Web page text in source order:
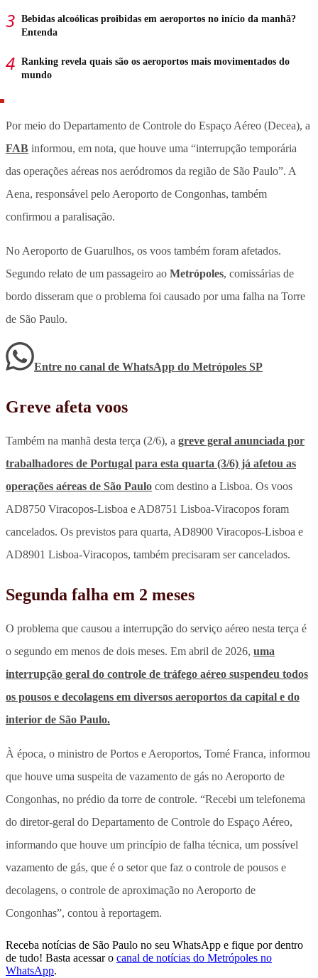
Bebidas alcoólicas proibidas em aeroportos no início da manhã?
Entenda
Ranking revela quais são os aeroportos mais movimentados do
mundo
Por meio do Departamento de Controle do Espaço Aéreo (Decea), a
FAB informou, em nota, que houve uma “interrupção temporária
das operações aéreas nos aeródromos da região de São Paulo”. A
Aena, responsável pelo Aeroporto de Congonhas, também
confirmou a paralisação.
No Aeroporto de Guarulhos, os voos também foram afetados.
Segundo relato de um passageiro ao Metrópoles, comissárias de
bordo disseram que o problema foi causado por uma falha na Torre
de São Paulo.
Entre no canal de WhatsApp do Metrópoles SP
Greve afeta voos
Também na manhã desta terça (2/6), a greve geral anunciada por
trabalhadores de Portugal para esta quarta (3/6) já afetou as
operações aéreas de São Paulo com destino a Lisboa. Os voos
AD8750 Viracopos-Lisboa e AD8751 Lisboa-Viracopos foram
cancelados. Os previstos para quarta, AD8900 Viracopos-Lisboa e
AD8901 Lisboa-Viracopos, também precisaram ser cancelados.
Segunda falha em 2 meses
O problema que causou a interrupção do serviço aéreo nesta terça é
o segundo em menos de dois meses. Em abril de 2026, uma
interrupção geral do controle de tráfego aéreo suspendeu todos
os pousos e decolagens em diversos aeroportos da capital e do
interior de São Paulo.
À época, o ministro de Portos e Aeroportos, Tomé Franca, informou
que houve uma suspeita de vazamento de gás no Aeroporto de
Congonhas, no prédio da torre de controle. “Recebi um telefonema
do diretor-geral do Departamento de Controle do Espaço Aéreo,
informando que houve um princípio de falha técnica, um possível
vazamento de gás, que é o setor que faz o controle de pousos e
decolagens, o controle de aproximação no Aeroporto de
Congonhas”, contou à reportagem.
Receba notícias de São Paulo no seu WhatsApp e fique por dentro
de tudo! Basta acessar o canal de notícias do Metrópoles no
WhatsApp.